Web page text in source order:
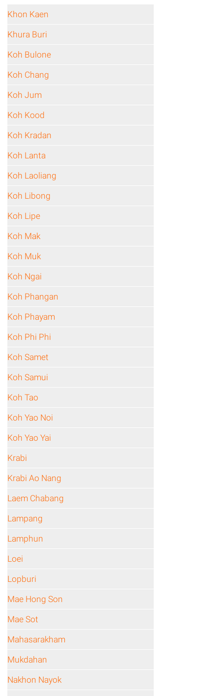
Khon Kaen
Khura Buri
Koh Bulone
Koh Chang
Koh Jum
Koh Kood
Koh Kradan
Koh Lanta
Koh Laoliang
Koh Libong
Koh Lipe
Koh Mak
Koh Muk
Koh Ngai
Koh Phangan
Koh Phayam
Koh Phi Phi
Koh Samet
Koh Samui
Koh Tao
Koh Yao Noi
Koh Yao Yai
Krabi
Krabi Ao Nang
Laem Chabang
Lampang
Lamphun
Loei
Lopburi
Mae Hong Son
Mae Sot
Mahasarakham
Mukdahan
Nakhon Nayok